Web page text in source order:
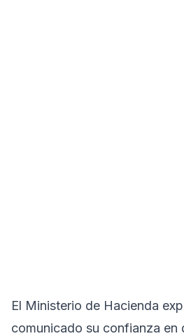
El Ministerio de Hacienda
comunicado su confianza en